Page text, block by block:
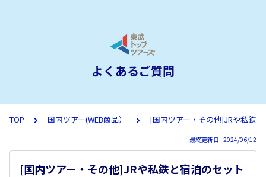
よくあるご質問
TOP 国内ツアー(WEB商品） [国内ツアー・その他]JRや私鉄
最終更新日 : 2024/06/12
[国内ツアー・その他]JRや私鉄と宿泊のセット